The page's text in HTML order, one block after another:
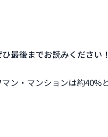
最後までお読みください
ン・マンションは約40%